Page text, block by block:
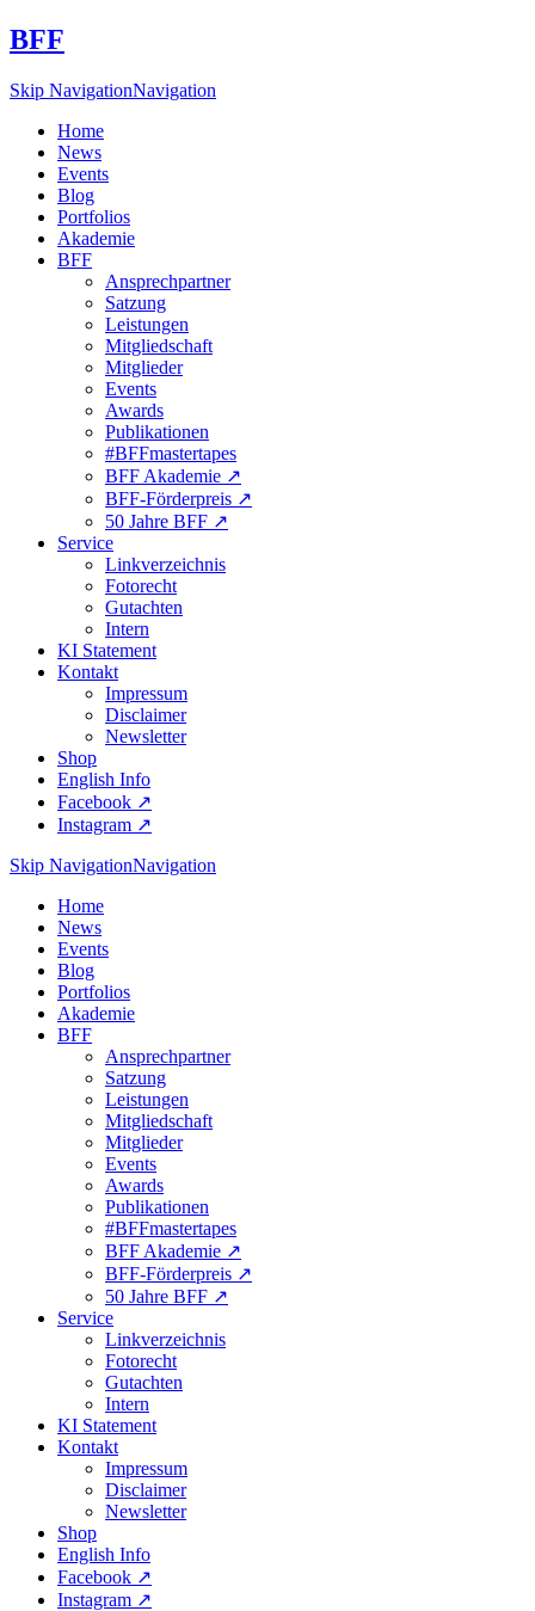
BFF
Skip NavigationNavigation
Home
News
Events
Blog
Portfolios
Akademie
BFF
Ansprechpartner
Satzung
Leistungen
Mitgliedschaft
Mitglieder
Events
Awards
Publikationen
#BFFmastertapes
BFF Akademie ↗︎
BFF-Förderpreis ↗︎
50 Jahre BFF ↗︎
Service
Linkverzeichnis
Fotorecht
Gutachten
Intern
KI Statement
Kontakt
Impressum
Disclaimer
Newsletter
Shop
English Info
Facebook ↗︎
Instagram ↗︎
Skip NavigationNavigation
Home
News
Events
Blog
Portfolios
Akademie
BFF
Ansprechpartner
Satzung
Leistungen
Mitgliedschaft
Mitglieder
Events
Awards
Publikationen
#BFFmastertapes
BFF Akademie ↗︎
BFF-Förderpreis ↗︎
50 Jahre BFF ↗︎
Service
Linkverzeichnis
Fotorecht
Gutachten
Intern
KI Statement
Kontakt
Impressum
Disclaimer
Newsletter
Shop
English Info
Facebook ↗︎
Instagram ↗︎